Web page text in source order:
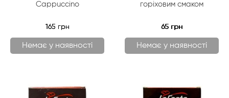
Cappuccino
165 грн
Немає у наявності
горіховим смаком
65 грн
Немає у наявності